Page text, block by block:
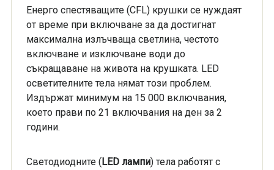
Енерго спестяващите (CFL) крушки се нуждаят
от време при включване за да достигнат
максимална излъчваща светлина, честото
включване и изключване води до
съкращаване на живота на крушката. LED
осветителните тела нямат този проблем.
Издържат минимум на 15 000 включвания,
което прави по 21 включвания на ден за 2
години.
Светодиодните (LED лампи) тела работят с